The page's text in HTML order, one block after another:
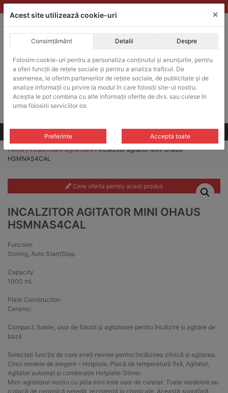
Skip
to
ACHIZITII PUBLICE
Produsele pot fi achizitionate si in sistemul SEAP / SICAP
Products
search
CAUTARE
Toate produsele
Home/Incalzitoare agitatoare/ Incalzitor agitator Mini Ohaus
HSMNAS4CAL
Cere oferta pentru acest produs
INCALZITOR AGITATOR MINI OHAUS
HSMNAS4CAL
Function
Stirring, Auto Start/Stop
Capacity
1000 mL
Plate Construction
Ceramic
Compact, fiabile, usor de folosit și agitatoare pentru încălzire și agitare de
bază
Selectați funcția de care aveți nevoie pentru încălzirea zilnică și agitarea.
Cinci modele de alegere – Hotplate, Placă de temperatură fixă, Agitator,
Agitator automat și combinație Hotplate-Stirrer.
Mini-agitatorul nostru cu plita mini este usor de curatat. Toate modelele au
o placă de ceramică netedă, rezistentă la chimicale. Această suprafață
Acest site utilizează cookie-uri ×
Consimțământ Detalii Despre
Folosim cookie-uri pentru a personaliza conținutul și anunțurile, pentru
a oferi funcții de rețele sociale și pentru a analiza traficul. De
asemenea, le oferim partenerilor de rețele sociale, de publicitate și de
analize informații cu privire la modul în care folosiți site-ul nostru.
Aceștia le pot combina cu alte informații oferite de dvs. sau culese în
urma folosirii serviciilor lor.
Preferinte Accepta toate